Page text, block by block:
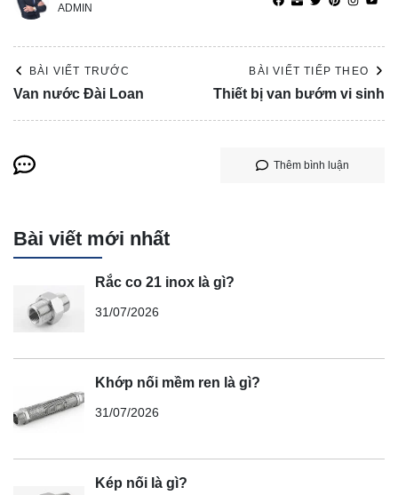
ADMIN
BÀI VIẾT TRƯỚC
Van nước Đài Loan
BÀI VIẾT TIẾP THEO
Thiết bị van bướm vi sinh
Thêm bình luận
Bài viết mới nhất
Rắc co 21 inox là gì?
31/07/2026
Khớp nối mềm ren là gì?
31/07/2026
Kép nối là gì?